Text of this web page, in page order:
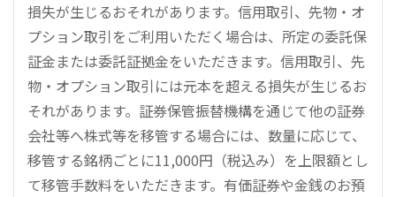
損失が生じるおそれがあります。信用取引、先物・オ
プション取引をご利用いただく場合は、所定の委託保
証金または委託証拠金をいただきます。信用取引、先
物・オプション取引には元本を超える損失が生じるお
それがあります。証券保管振替機構を通じて他の証券
会社等へ株式等を移管する場合には、数量に応じて、
移管する銘柄ごとに11,000円（税込み）を上限額とし
て移管手数料をいただきます。有価証券や金銭のお預